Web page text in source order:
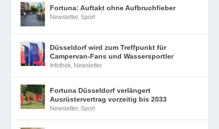
Fortuna: Auftakt ohne Aufbruchfieber
Newsletter,Sport
Düsseldorf wird zum Treffpunkt für
Campervan-Fans und Wassersportler
Infothek, Newsletter
Fortuna Düsseldorf verlängert
Ausrüstervertrag vorzeitig bis 2033
Newsletter,Sport